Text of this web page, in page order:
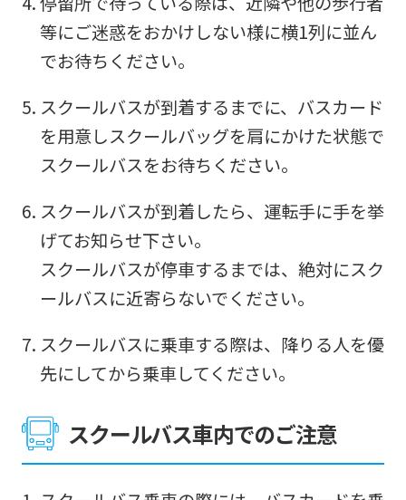
等にご迷惑をおかけしない様に横1列に並ん
でお待ちください。
スクールバスが到着するまでに、バスカード
を用意しスクールバッグを肩にかけた状態で
スクールバスをお待ちください。
スクールバスが到着したら、運転手に手を挙
げてお知らせ下さい。
スクールバスが停車するまでは、絶対にスク
ールバスに近寄らないでください。
スクールバスに乗車する際は、降りる人を優
先にしてから乗車してください。
スクールバス車内でのご注意